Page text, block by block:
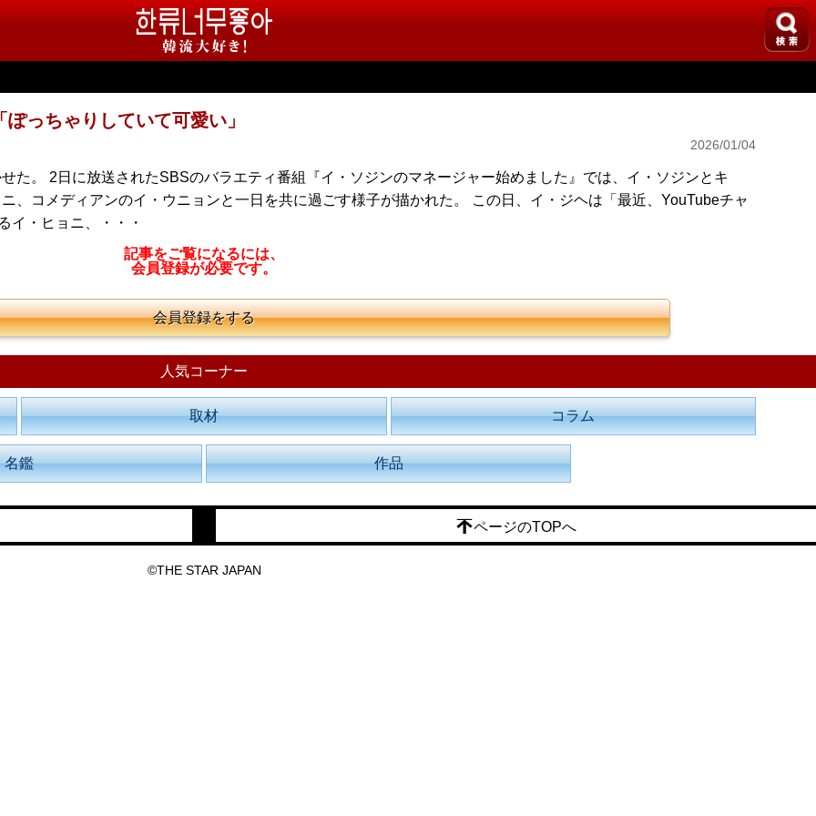
っちゃりしていて可愛い」
2026/01/04
た。 2日に放送されたSBSのバラエティ番組『イ・ソジンのマネージャー始めました』では、イ・ソジンとキ
、コメディアンのイ・ウニョンと一日を共に過ごす様子が描かれた。 この日、イ・ジヘは「最近、YouTubeチャ
イ・ヒョニ、・・・
記事をご覧になるには、
会員登録が必要です。
会員登録をする
人気コーナー
取材 コラム
名鑑 作品
ページのTOPへ
©THE STAR JAPAN